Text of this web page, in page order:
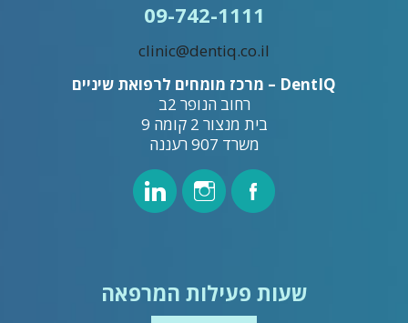
09-742-1111
clinic@dentiq.co.il
DentIQ – מרכז מומחים לרפואת שיניים
רחוב הנופר 2ב
בית מנצור 2 קומה 9
משרד 907 רעננה
שעות פעילות המרפאה